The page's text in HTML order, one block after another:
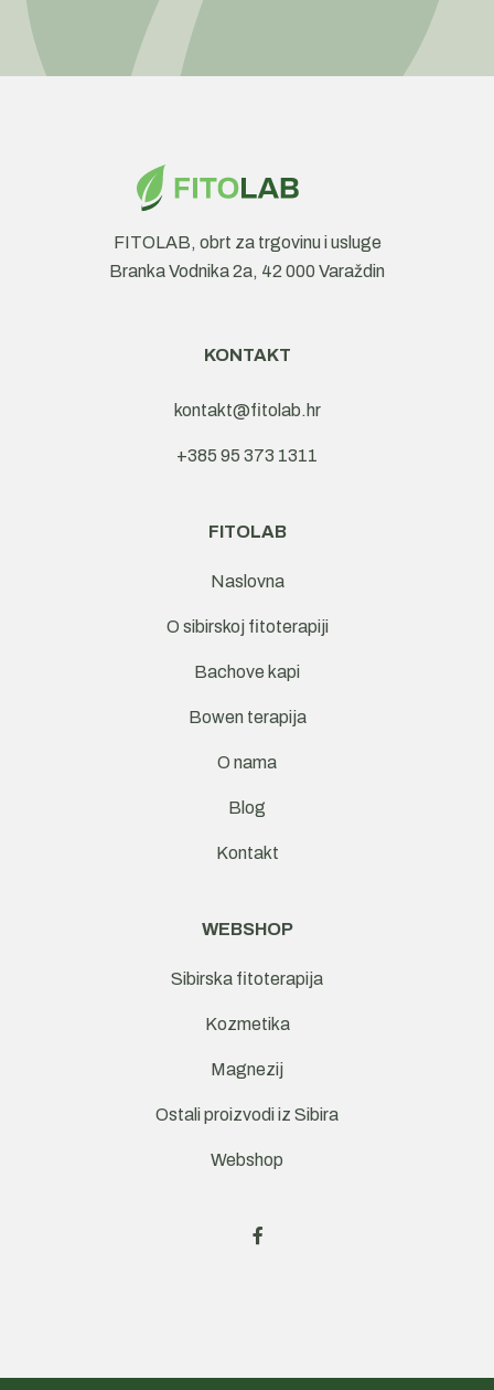
FITOLAB, obrt za trgovinu i usluge
Branka Vodnika 2a, 42 000 Varaždin
KONTAKT
kontakt@fitolab.hr
+385 95 373 1311
FITOLAB
Naslovna
O sibirskoj fitoterapiji
Bachove kapi
Bowen terapija
O nama
Blog
Kontakt
WEBSHOP
Sibirska fitoterapija
Kozmetika
Magnezij
Ostali proizvodi iz Sibira
Webshop